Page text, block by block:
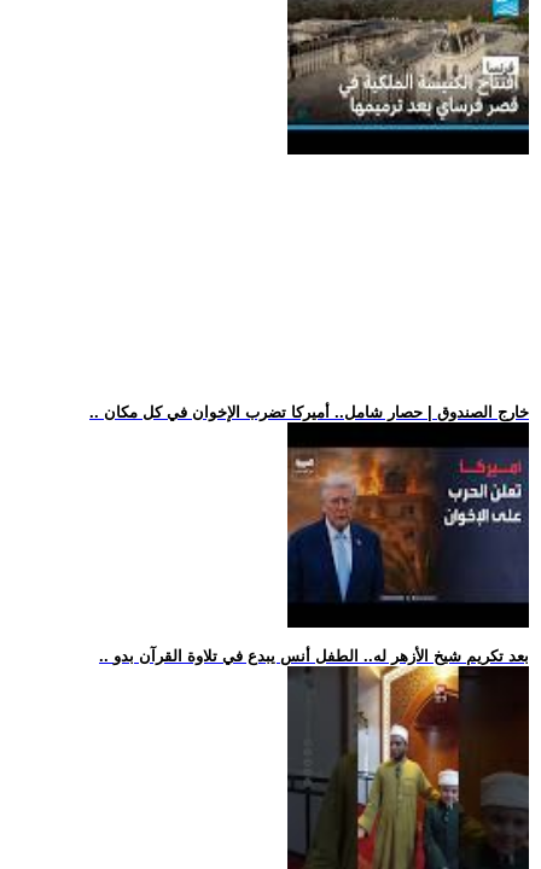
.. خارج الصندوق | حصار شامل.. أميركا تضرب الإخوان في كل مكان
.. بعد تكريم شيخ الأزهر له.. الطفل أنس يبدع في تلاوة القرآن بدو